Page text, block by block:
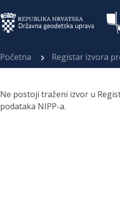
Početna Registar izvora
Ne postoji traženi izvor u
podataka NIPP-a.